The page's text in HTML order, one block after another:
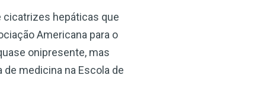
cicatrizes hepáticas que
Americana para o
onipresente, mas
medicina na Escola de